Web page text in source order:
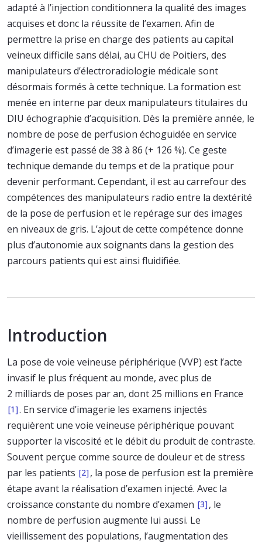
adapté à l’injection conditionnera la qualité des images
acquises et donc la réussite de l’examen. Afin de
permettre la prise en charge des patients au capital
veineux difficile sans délai, au CHU de Poitiers, des
manipulateurs d’électroradiologie médicale sont
désormais formés à cette technique. La formation est
menée en interne par deux manipulateurs titulaires du
DIU échographie d’acquisition. Dès la première année, le
nombre de pose de perfusion échoguidée en service
d’imagerie est passé de 38 à 86 (+ 126 %). Ce geste
technique demande du temps et de la pratique pour
devenir performant. Cependant, il est au carrefour des
compétences des manipulateurs radio entre la dextérité
de la pose de perfusion et le repérage sur des images
en niveaux de gris. L’ajout de cette compétence donne
plus d’autonomie aux soignants dans la gestion des
parcours patients qui est ainsi fluidifiée.
Introduction
La pose de voie veineuse périphérique (VVP) est l’acte
invasif le plus fréquent au monde, avec plus de
2 milliards de poses par an, dont 25 millions en France
[1]. En service d’imagerie les examens injectés
requièrent une voie veineuse périphérique pouvant
supporter la viscosité et le débit du produit de contraste.
Souvent perçue comme source de douleur et de stress
par les patients [2] , la pose de perfusion est la première
étape avant la réalisation d’examen injecté. Avec la
croissance constante du nombre d’examen [3] , le
nombre de perfusion augmente lui aussi. Le
vieillissement des populations, l’augmentation des